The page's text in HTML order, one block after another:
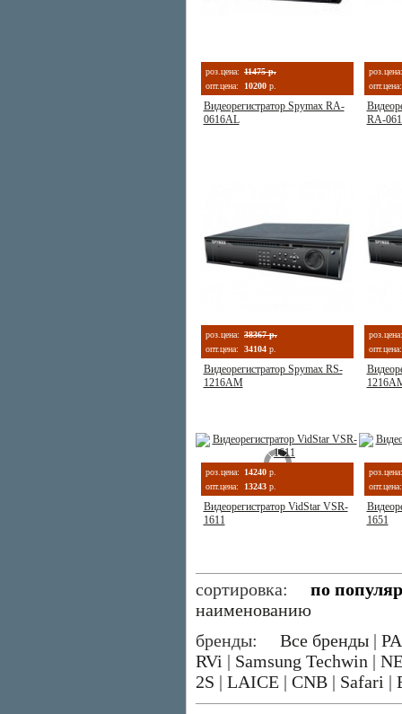
роз.цена: 11475 р.
опт.цена:
10200 р.
Видеорегистратор Spymax RA-
0616AL
роз.цена:
опт.цена:
RA-
роз.цена: 38367 р.
опт.цена:
34104 р.
Видеорегистратор Spymax RS-
1216AM
роз.цена:
опт.цена:
роз.цена: 14240 р.
опт.цена:
13243 р.
Видеорегистратор VidStar VSR-
1611
роз.цена:
опт.цена:
1651
сортировка: по
наименованию
бренды: Все бренды |
RVi | Samsung Techwin |
2S | LAICE | CNB | Safari |